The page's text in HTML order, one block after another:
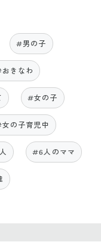
#男の子
きなわ
#女の子
の子育児中
#6人のママ